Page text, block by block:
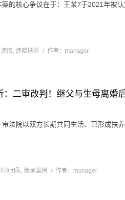
的核心争议在于：王某7于2021年被
遗赠, 遗赠扶养 作者： manager
：二审改判！继父与生母离婚
法院以双方长期共同生活、已形成扶
师团队, 继承案例 作者： manager